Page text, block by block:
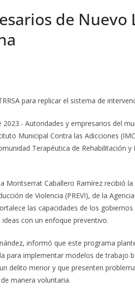
de Nuevo
para replicar el sistema de
Autoridades y empresarios del
Municipal Contra las Adicciones
Terapéutica de Rehabilitación y
Montserrat Caballero Ramírez recibió
de Violencia (PREVI), de la
las capacidades de los
con un enfoque preventivo.
informó que este programa
para implementar modelos de trabajo
delito menor y que presenten
manera voluntaria.